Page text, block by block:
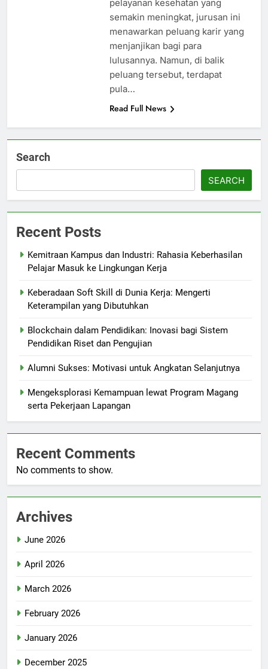
pelayanan kesehatan yang
semakin meningkat, jurusan ini
menawarkan peluang karir yang
menjanjikan bagi para
lulusannya. Namun, di balik
peluang tersebut, terdapat
pula…
Read Full News
Search
SEARCH
Recent Posts
Kemitraan Kampus dan Industri: Rahasia Keberhasilan
Pelajar Masuk ke Lingkungan Kerja
Keberadaan Soft Skill di Dunia Kerja: Mengerti
Keterampilan yang Dibutuhkan
Blockchain dalam Pendidikan: Inovasi bagi Sistem
Pendidikan Riset dan Pengujian
Alumni Sukses: Motivasi untuk Angkatan Selanjutnya
Mengeksplorasi Kemampuan lewat Program Magang
serta Pekerjaan Lapangan
Recent Comments
No comments to show.
Archives
June 2026
April 2026
March 2026
February 2026
January 2026
December 2025